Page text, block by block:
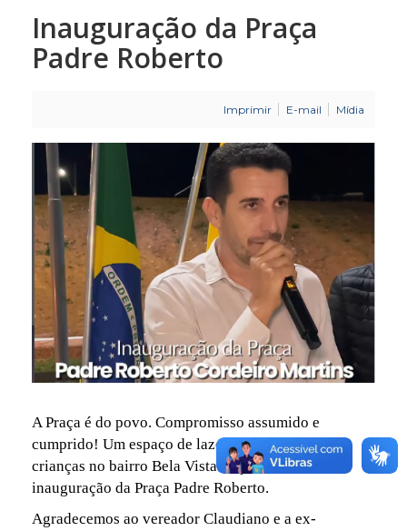
Inauguração da Praça
Padre Roberto
Imprimir E-mail Mídia
A Praça é do povo. Compromisso assumido e
cumprido! Um espaço de lazer, da família, das
crianças no bairro Bela Vista. Veja como foi a
inauguração da Praça Padre Roberto.
Agradecemos ao vereador Claudiano e a ex-